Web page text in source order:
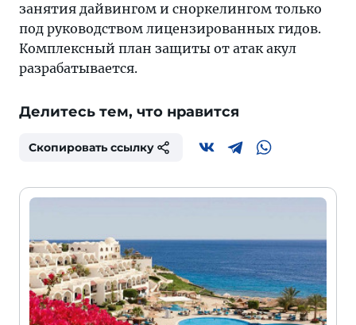
занятия дайвингом и сноркелингом только
под руководством лицензированных гидов.
Комплексный план защиты от атак акул
разрабатывается.
Делитесь тем, что нравится
Скопировать ссылку